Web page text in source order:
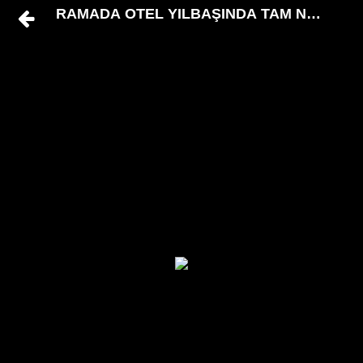
RAMADA OTEL YILBAŞINDA TAM NOT